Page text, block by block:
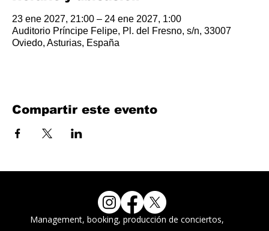
23 ene 2027, 21:00 – 24 ene 2027, 1:00
Auditorio Príncipe Felipe, Pl. del Fresno, s/n, 33007
Oviedo, Asturias, España
Compartir este evento
Management, booking, producción de conciertos,